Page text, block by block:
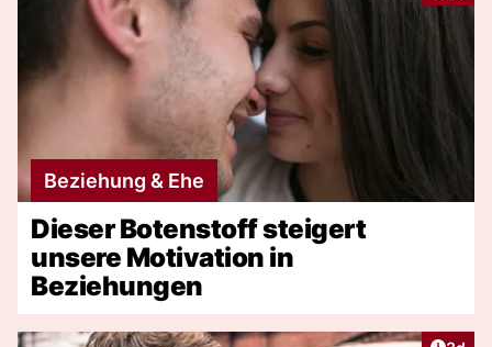
Beziehung & Ehe
Dieser Botenstoff steigert
unsere Motivation in
Beziehungen